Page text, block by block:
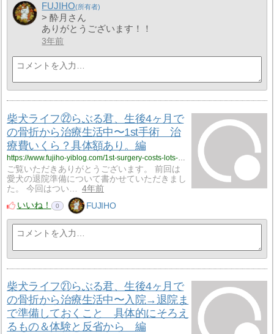
FUJIHO
> 酔月さん
ありがとうございます！！
3年前
柴犬ライフ㉒らぶる君、生後4ヶ月で
の骨折から治療生活中〜1st手術 治
療費いくら？具体額あり。編
https://www.fujiho-yiblog.com/1st-surgery-costs-lots-of-money-insurance-coverage-results-and-other-realistic-information/
ご覧いただきありがとうございます。 前回は
愛犬の退院準備について書かせていただきまし
た。 今回はつい…
4年前
いいね！
0 FUJIHO
柴犬ライフ㉑らぶる君、生後4ヶ月で
の骨折から治療生活中〜入院→退院ま
で準備しておくこと 具体的にそろえ
るもの＆体験と反省から 編